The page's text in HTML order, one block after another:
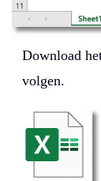
Download
volgen.